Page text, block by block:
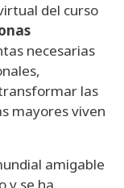
del curso
necesarias
las
mayores viven
amigable